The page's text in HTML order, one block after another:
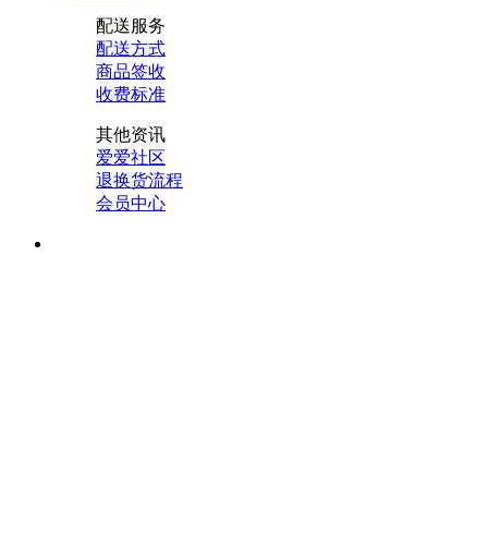
配送服务
配送方式
商品签收
收费标准
其他资讯
爱爱社区
退换货流程
会员中心